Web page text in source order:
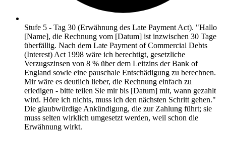
Stufe 5 - Tag 30 (Erwähnung des Late Payment Act). "Hallo
[Name], die Rechnung vom [Datum] ist inzwischen 30 Tage
überfällig. Nach dem Late Payment of Commercial Debts
(Interest) Act 1998 wäre ich berechtigt, gesetzliche
Verzugszinsen von 8 % über dem Leitzins der Bank of
England sowie eine pauschale Entschädigung zu berechnen.
Mir wäre es deutlich lieber, die Rechnung einfach zu
erledigen - bitte teilen Sie mir bis [Datum] mit, wann gezahlt
wird. Höre ich nichts, muss ich den nächsten Schritt gehen."
Die glaubwürdige Ankündigung, die zur Zahlung führt; sie
muss selten wirklich umgesetzt werden, weil schon die
Erwähnung wirkt.